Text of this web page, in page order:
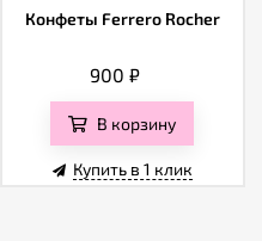
Конфеты Ferrero Rocher
900₽
В корзину
Купить в 1 клик